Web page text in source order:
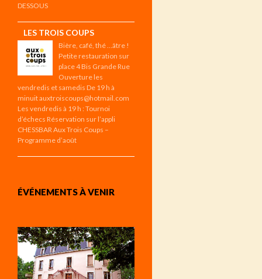
DESSOUS
LES TROIS COUPS
Bière, café, thé …âtre !
Petite restauration sur
place 4 Bis Grande Rue
Ouverture les
vendredis et samedis De 19 h à
minuit auxtroiscoups@hotmail.com
Les vendredis à 19 h : Tournoi
d’échecs Réservation sur l’appli
CHESSBAR Aux Trois Coups –
Programme d’août
ÉVÉNEMENTS À VENIR